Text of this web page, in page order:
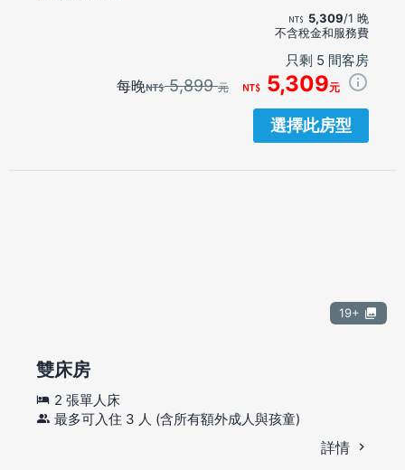
5,309/1 晚
不含稅金和服務費
只剩 5 間客房
每晚 5,899元 5,309元
選擇此房型
19+
雙床房
2 張單人床
最多可入住 3 人 (含所有額外成人與孩童)
詳情